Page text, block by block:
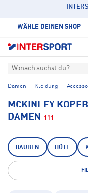
WÄHLE DEINEN SHOP
Wonach suchst du?
Damen Kleidung
MCKINLEY
DAMEN
111
HAUBEN HÜTE